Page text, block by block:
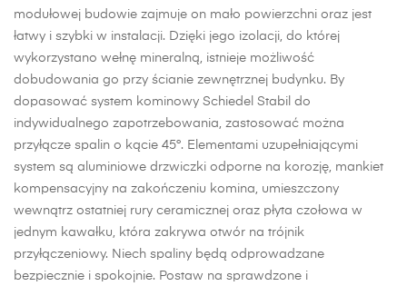
modułowej budowie zajmuje on mało powierzchni oraz jest
łatwy i szybki w instalacji. Dzięki jego izolacji, do której
wykorzystano wełnę mineralną, istnieje możliwość
dobudowania go przy ścianie zewnętrznej budynku. By
dopasować system kominowy Schiedel Stabil do
indywidualnego zapotrzebowania, zastosować można
przyłącze spalin o kącie 45°. Elementami uzupełniającymi
system są aluminiowe drzwiczki odporne na korozję, mankiet
kompensacyjny na zakończeniu komina, umieszczony
wewnątrz ostatniej rury ceramicznej oraz płyta czołowa w
jednym kawałku, która zakrywa otwór na trójnik
przyłączeniowy. Niech spaliny będą odprowadzane
bezpiecznie i spokojnie. Postaw na sprawdzone i